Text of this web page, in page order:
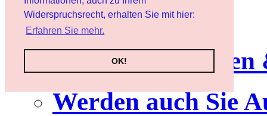
Widerspruchsrecht, erhalten Sie mit hier:
Erfahren Sie mehr.
OK!
Service
Werden auch Sie